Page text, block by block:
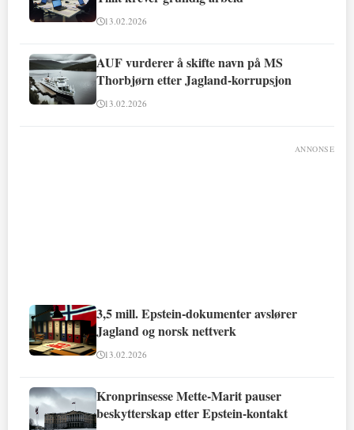
13.02.2026
AUF vurderer å skifte navn på MS
Thorbjørn etter Jagland-korrupsjon
13.02.2026
ANNONSE
3,5 mill. Epstein-dokumenter avslører
Jagland og norsk nettverk
13.02.2026
Kronprinsesse Mette-Marit pauser
beskytterskap etter Epstein-kontakt